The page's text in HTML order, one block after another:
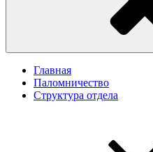
Главная
Паломничество
Структура отдела